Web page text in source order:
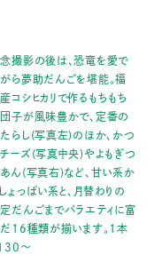
撮影の後は、恐竜を愛で
ら夢助だんごを堪能。福
コシヒカリで作るもちもち
子が風味豊かで、定番の
らし(写真左)のほか、かつ
ーズ(写真中央)やよもぎつ
ん(写真右)など、甘い系か
ょっぱい系と、月替わりの
だんごまでバラエティに富
16種類が揃います。1本
～